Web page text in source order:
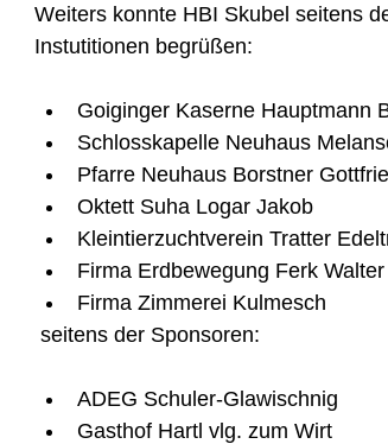
Weiters konnte HBI Skubel seitens
Instutitionen begrüßen:
Goiginger Kaserne Hauptmann
Schlosskapelle Neuhaus
Pfarre Neuhaus Borstner
Oktett Suha Logar Jakob
Kleintierzuchtverein Tratter
Firma Erdbewegung Ferk
Firma Zimmerei Kulmesch
seitens der Sponsoren:
ADEG Schuler-Glawischnig
Gasthof Hartl vlg. zum Wirt